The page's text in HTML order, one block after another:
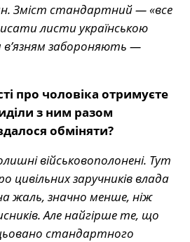
Зміст стандартний — «все
листи українською
в’язням забороняють —
про чоловіка отримуєте
з ним разом
обміняти?
військовополонені. Тут
цивільних заручників влада
жаль, значно менше, ніж
Але найгірше те, що
стандартного